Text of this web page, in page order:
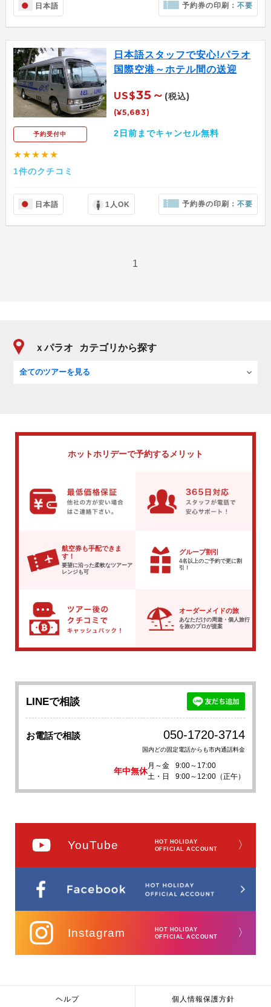
日本語 予約券の印刷：不要
予約受付中
★★★★★
1件のクチコミ
日本語スタッフで安心!パラオ
国際空港～ホテル間の送迎
US$35～ (税込)
(¥5,683)
2日前までキャンセル無料
日本語 1人OK 予約券の印刷：不要
1
ｘパラオ カテゴリから探す
全てのツアーを見る
ホットホリデーで予約するメリット
航空券も手配できま
す！
要望に沿った柔軟なツアーア
レンジも可
グループ割引
4名以上のご予約で更に割
引！
オーダーメイドの旅
あなただけの周遊・個人旅行
を旅のプロが提案
LINEで相談
お電話で相談 050-1720-3714
国内どの固定電話からも市内通話料金
年中無休
月～金
9:00～17:00
土・日
9:00～12:00（正午）
YouTube
HOT HOLIDAY
OFFICIAL ACCOUNT
〉
Instagram
HOT HOLIDAY
OFFICIAL ACCOUNT
〉
ヘルプ 個人情報保護方針